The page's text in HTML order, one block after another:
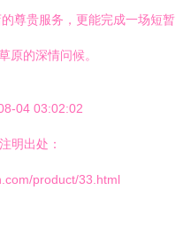
尊贵服务，更能完成一场短暂
原的深情问候。
04 03:02:02
明出处：
product/33.html